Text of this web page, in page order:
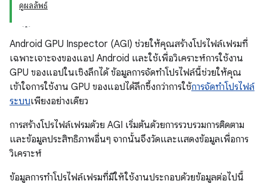
ดูผลลัพธ์
Android GPU Inspector (AGI) ช่วยให้คุณสร้างโปรไฟล์เฟรมที่
เฉพาะเจาะจงของแอป Android และใช้เพื่อวิเคราะห์การใช้งาน
GPU ของแอปในเชิงลึกได้ ข้อมูลการจัดทำโปรไฟล์นี้ช่วยให้คุณ
เข้าใจการใช้งาน GPU ของแอปได้ลึกซึ้งกว่าการใช้การจัดทำโปรไฟล์
ระบบเพียงอย่างเดียว
การสร้างโปรไฟล์เฟรมด้วย AGI เริ่มต้นด้วยการรวบรวมการติดตาม
และข้อมูลประสิทธิภาพอื่นๆ จากนั้นจึงวัดและแสดงข้อมูลเพื่อการ
วิเคราะห์
ข้อมูลการทำโปรไฟล์เฟรมที่มีให้ใช้งานประกอบด้วยข้อมูลต่อไปนี้